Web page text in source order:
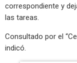
correspondiente y
las tareas.
Consultado por el
indicó.